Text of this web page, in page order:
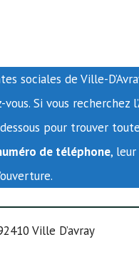
sociales de Ville-
Si vous recherchez
pour trouver
de téléphone,
Ville D’avray